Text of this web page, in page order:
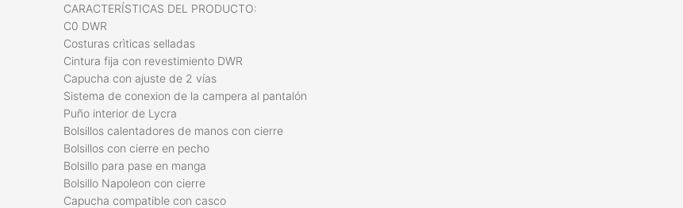
CARACTERÍSTICAS DEL PRODUCTO:
C0 DWR
Costuras crìticas selladas
Cintura fija con revestimiento DWR
Capucha con ajuste de 2 vías
Sistema de conexion de la campera al pantalón
Puño interior de Lycra
Bolsillos calentadores de manos con cierre
Bolsillos con cierre en pecho
Bolsillo para pase en manga
Bolsillo Napoleon con cierre
Capucha compatible con casco